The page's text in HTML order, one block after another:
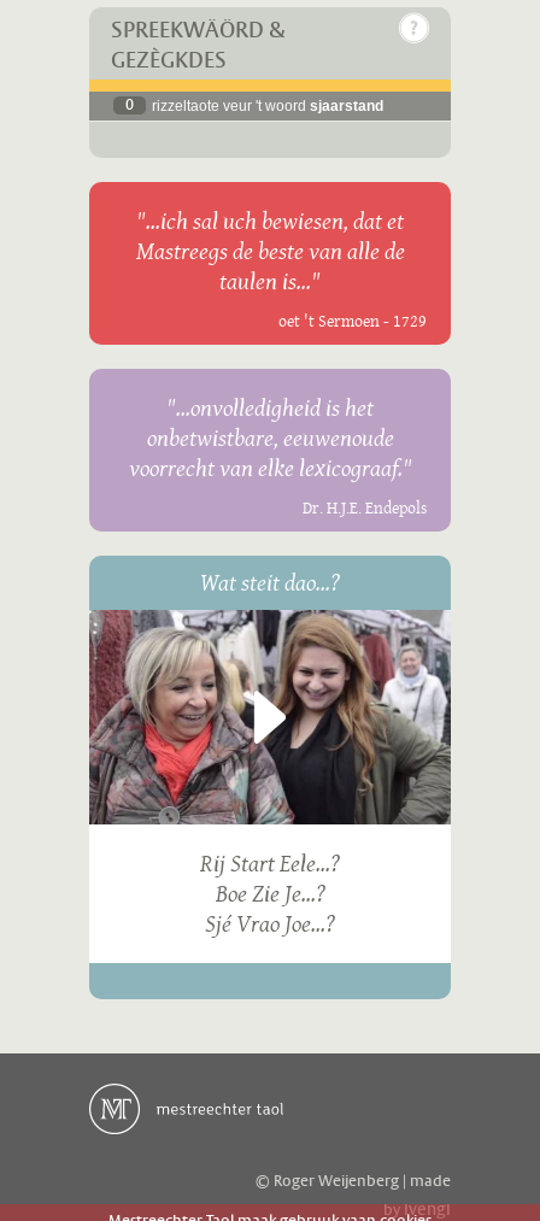
SPREEKWÄÖRD &
GEZÈGKDES
0 rizzeltaote veur 't woord sjaarstand
"...ich sal uch bewiesen, dat et
Mastreegs de beste van alle de
taulen is..."
oet 't Sermoen - 1729
"...onvolledigheid is het
onbetwistbare, eeuwenoude
voorrecht van elke lexicograaf."
Dr. H.J.E. Endepols
Wat steit dao...?
Rij Start Eele...?
Boe Zie Je...?
Sjé Vrao Joe...?
© Roger Weijenberg | made
byivengi